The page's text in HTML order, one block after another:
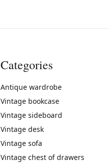
Categories
Antique wardrobe
Vintage bookcase
Vintage sideboard
Vintage desk
Vintage sofa
Vintage chest of drawers